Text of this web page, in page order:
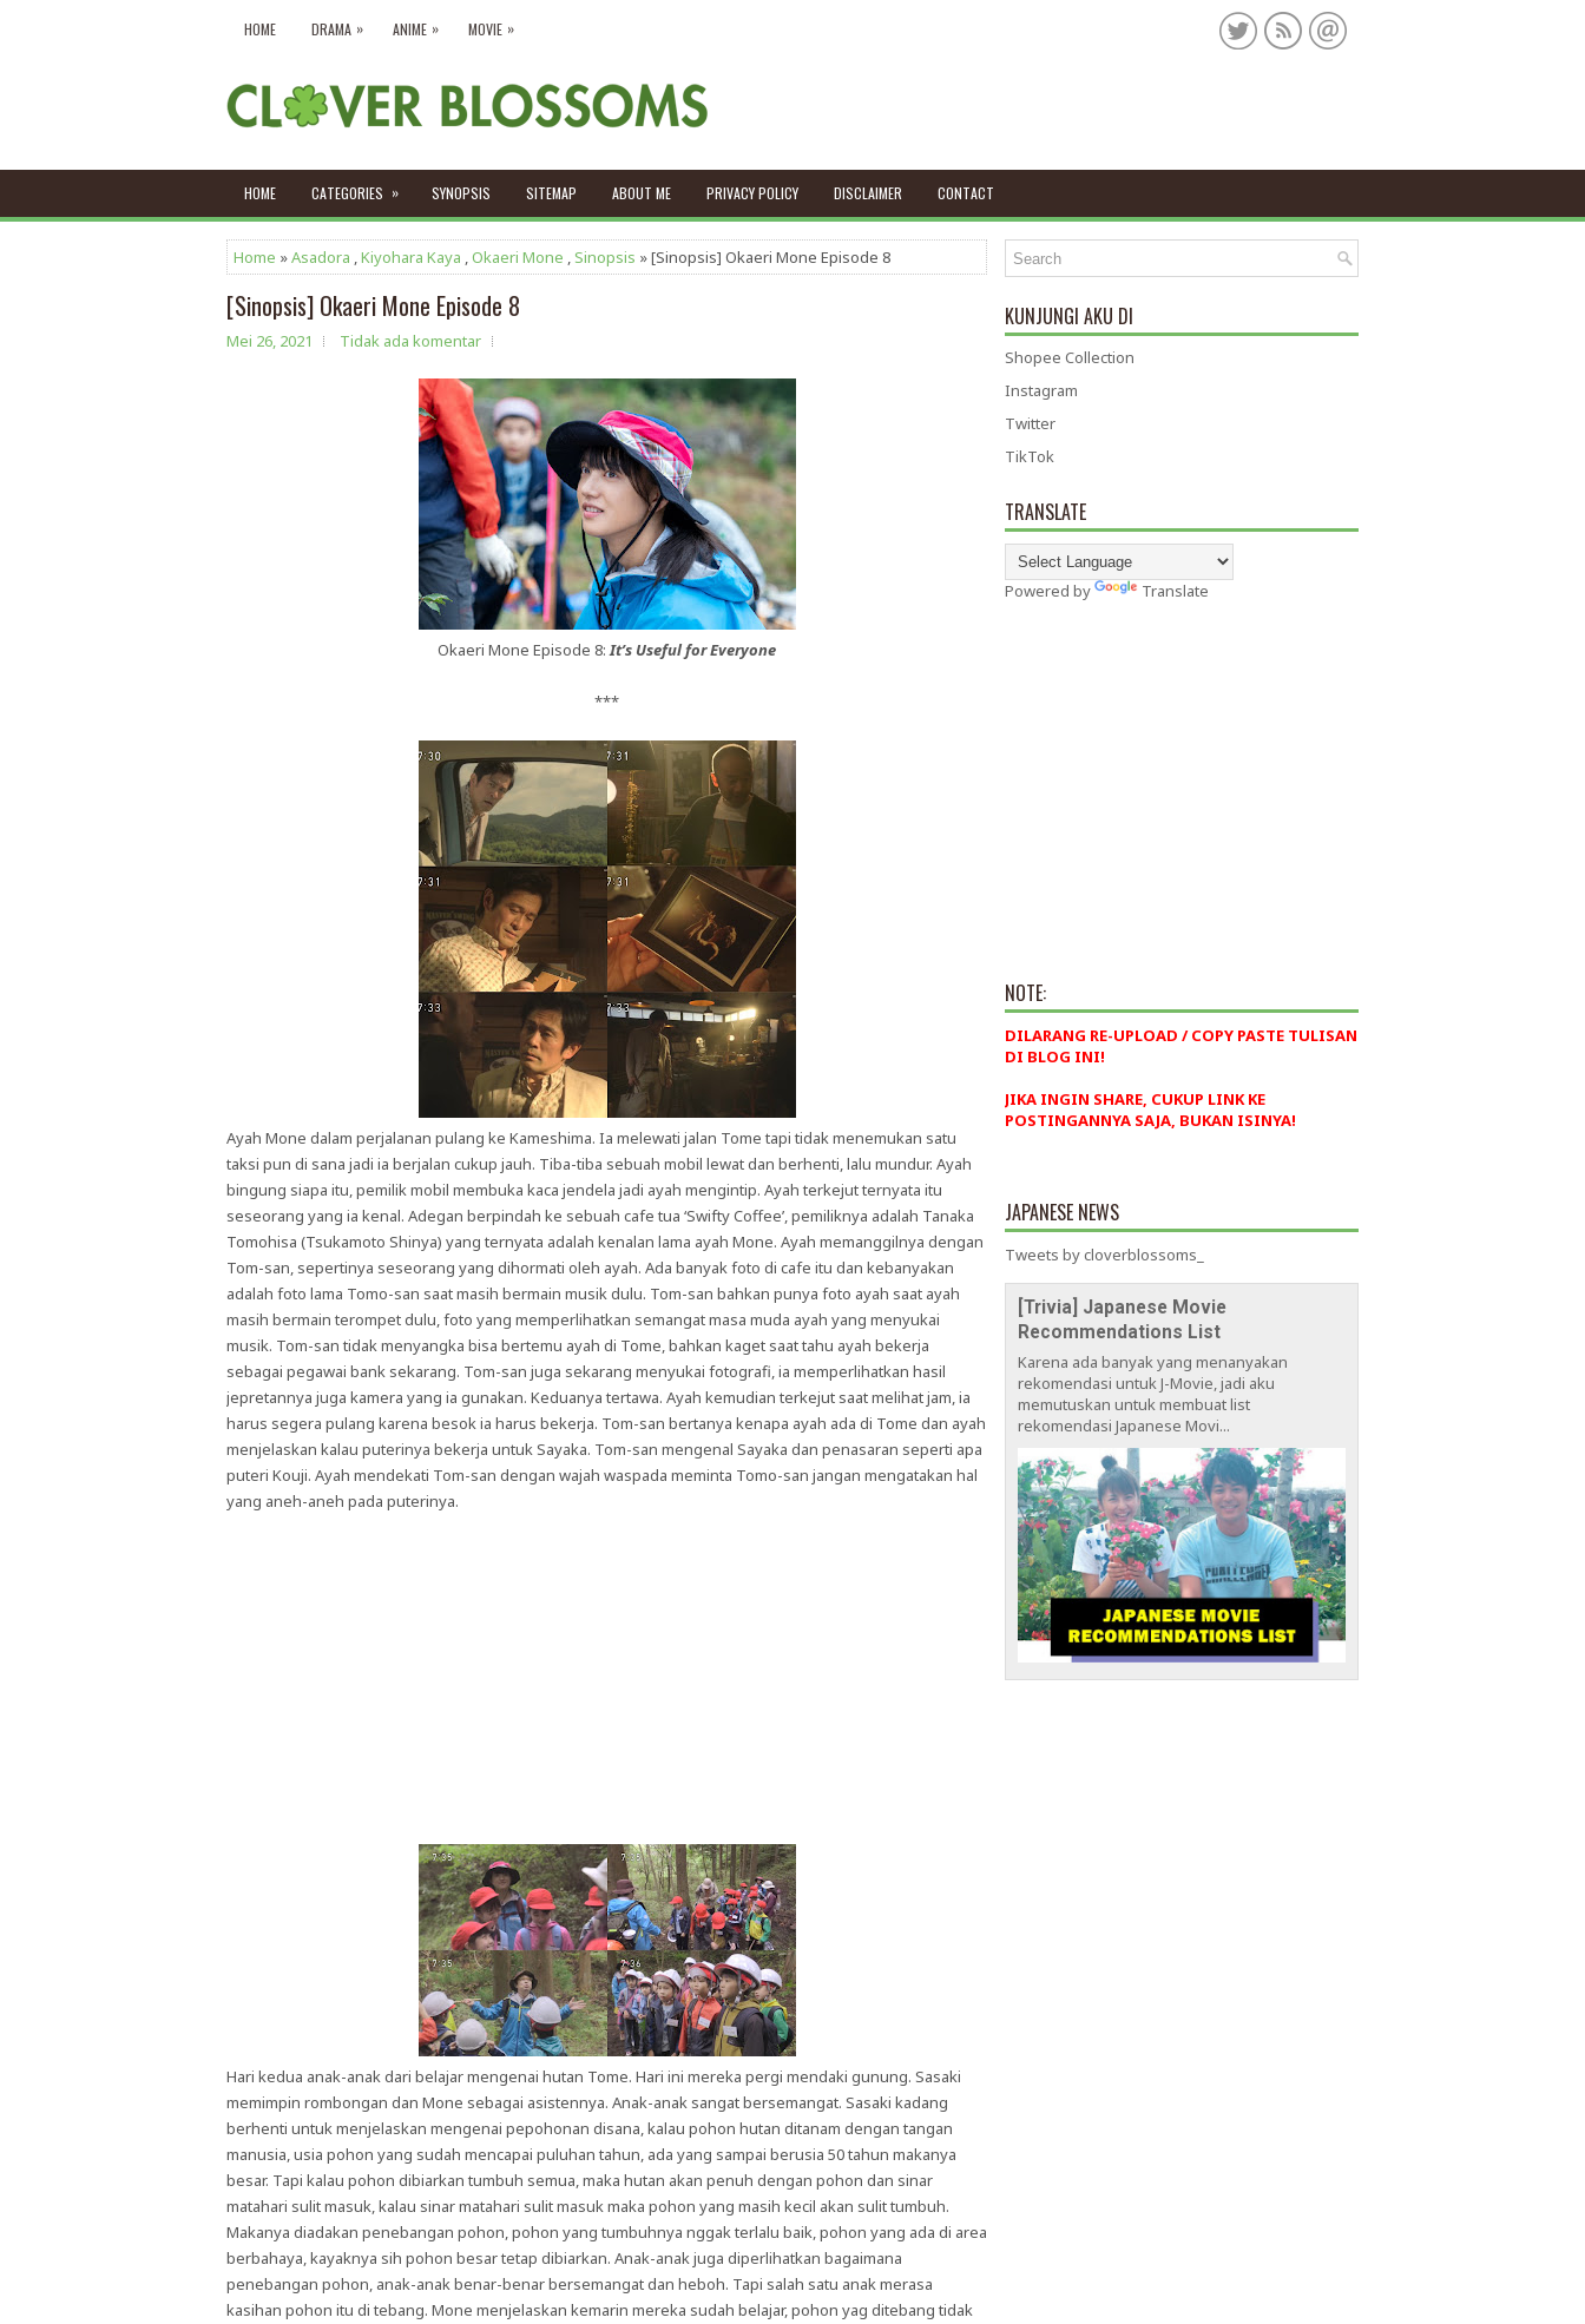
HOME DRAMA » ANIME » MOVIE »
HOME CATEGORIES » SYNOPSIS SITEMAP ABOUT ME PRIVACY POLICY DISCLAIMER CONTACT
Home »Asadora ,Kiyohara Kaya ,Okaeri Mone , Sinopsis » [Sinopsis] Okaeri Mone Episode 8
[Sinopsis] Okaeri Mone Episode 8
Mei 26, 2021 Tidak ada komentar
Okaeri Mone Episode 8:It’s Useful for Everyone
***
Ayah Mone dalam perjalanan pulang ke Kameshima. Ia melewati jalan Tome tapi tidak menemukan satu
taksi pun di sana jadi ia berjalan cukup jauh. Tiba-tiba sebuah mobil lewat dan berhenti, lalu mundur. Ayah
bingung siapa itu, pemilik mobil membuka kaca jendela jadi ayah mengintip. Ayah terkejut ternyata itu
seseorang yang ia kenal. Adegan berpindah ke sebuah cafe tua ‘Swifty Coffee’, pemiliknya adalah Tanaka
Tomohisa (Tsukamoto Shinya) yang ternyata adalah kenalan lama ayah Mone. Ayah memanggilnya dengan
Tom-san, sepertinya seseorang yang dihormati oleh ayah. Ada banyak foto di cafe itu dan kebanyakan
adalah foto lama Tomo-san saat masih bermain musik dulu. Tom-san bahkan punya foto ayah saat ayah
masih bermain terompet dulu, foto yang memperlihatkan semangat masa muda ayah yang menyukai
musik. Tom-san tidak menyangka bisa bertemu ayah di Tome, bahkan kaget saat tahu ayah bekerja
sebagai pegawai bank sekarang. Tom-san juga sekarang menyukai fotografi, ia memperlihatkan hasil
jepretannya juga kamera yang ia gunakan. Keduanya tertawa. Ayah kemudian terkejut saat melihat jam, ia
harus segera pulang karena besok ia harus bekerja. Tom-san bertanya kenapa ayah ada di Tome dan ayah
menjelaskan kalau puterinya bekerja untuk Sayaka. Tom-san mengenal Sayaka dan penasaran seperti apa
puteri Kouji. Ayah mendekati Tom-san dengan wajah waspada meminta Tomo-san jangan mengatakan hal
yang aneh-aneh pada puterinya.
Hari kedua anak-anak dari belajar mengenai hutan Tome. Hari ini mereka pergi mendaki gunung. Sasaki
memimpin rombongan dan Mone sebagai asistennya. Anak-anak sangat bersemangat. Sasaki kadang
berhenti untuk menjelaskan mengenai pepohonan disana, kalau pohon hutan ditanam dengan tangan
manusia, usia pohon yang sudah mencapai puluhan tahun, ada yang sampai berusia 50 tahun makanya
besar. Tapi kalau pohon dibiarkan tumbuh semua, maka hutan akan penuh dengan pohon dan sinar
matahari sulit masuk, kalau sinar matahari sulit masuk maka pohon yang masih kecil akan sulit tumbuh.
Makanya diadakan penebangan pohon, pohon yang tumbuhnya nggak terlalu baik, pohon yang ada di area
berbahaya, kayaknya sih pohon besar tetap dibiarkan. Anak-anak juga diperlihatkan bagaimana
penebangan pohon, anak-anak benar-benar bersemangat dan heboh. Tapi salah satu anak merasa
kasihan pohon itu di tebang. Mone menjelaskan kemarin mereka sudah belajar, pohon yag ditebang tidak
KUNJUNGI AKU DI
Shopee Collection
Instagram
Twitter
TikTok
TRANSLATE
Powered by Translate
NOTE:
DILARANG RE-UPLOAD / COPY PASTE TULISAN
DI BLOG INI!
JIKA INGIN SHARE, CUKUP LINK KE
POSTINGANNYA SAJA, BUKAN ISINYA!
JAPANESE NEWS
Tweets by cloverblossoms_
[Trivia] Japanese Movie
Recommendations List
Karena ada banyak yang menanyakan
rekomendasi untuk J-Movie, jadi aku
memutuskan untuk membuat list
rekomendasi Japanese Movi...